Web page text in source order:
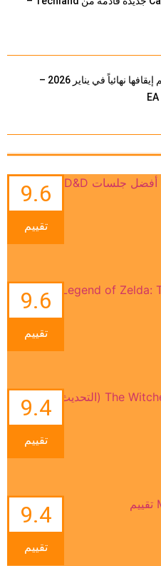
لعبة Anthem سيتم إيقافها نهائياً في يناير 2026 –
9.6
تقييم
9.6
تقييم
9.4
تقييم
9.4
تقييم